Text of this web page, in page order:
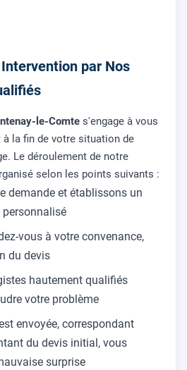
par Nos
le-Comte s'engage à vous
à la fin de votre situation de
Le déroulement de notre
selon les points suivants :
demande et établissons un
vous à votre convenance,
du devis
hautement qualifiés
votre problème
envoyée, correspondant
du devis initial, vous
surprise